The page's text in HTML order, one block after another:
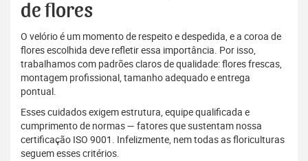
de flores
O velório é um momento de respeito e despedida, e a coroa de
flores escolhida deve refletir essa importância. Por isso,
trabalhamos com padrões claros de qualidade: flores frescas,
montagem profissional, tamanho adequado e entrega
pontual.
Esses cuidados exigem estrutura, equipe qualificada e
cumprimento de normas — fatores que sustentam nossa
certificação ISO 9001. Infelizmente, nem todas as floriculturas
seguem esses critérios.